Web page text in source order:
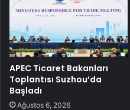
APEC Ticaret Bakanları
Toplantısı Suzhou’da
Başladı
Ağustos 6, 2026